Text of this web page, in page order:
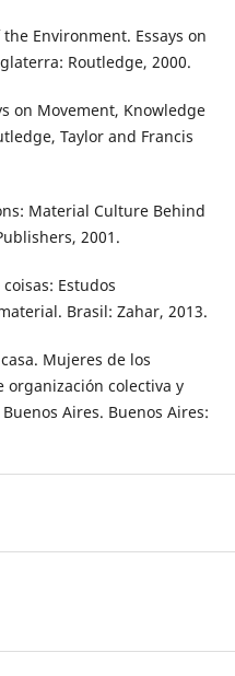
Environment. Essays on
Routledge, 2000.
on Movement, Knowledge
Taylor and Francis
Material Culture Behind
2001.
Estudos
Brasil: Zahar, 2013.
Mujeres de los
organización colectiva y
Aires. Buenos Aires: